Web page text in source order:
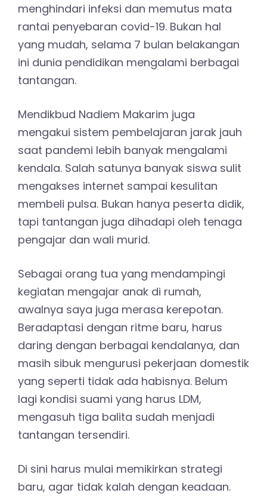
menghindari infeksi dan memutus mata
rantai penyebaran covid-19. Bukan hal
yang mudah, selama 7 bulan belakangan
ini dunia pendidikan mengalami berbagai
tantangan.
Mendikbud Nadiem Makarim juga
mengakui sistem pembelajaran jarak jauh
saat pandemi lebih banyak mengalami
kendala. Salah satunya banyak siswa sulit
mengakses internet sampai kesulitan
membeli pulsa. Bukan hanya peserta didik,
tapi tantangan juga dihadapi oleh tenaga
pengajar dan wali murid.
Sebagai orang tua yang mendampingi
kegiatan mengajar anak di rumah,
awalnya saya juga merasa kerepotan.
Beradaptasi dengan ritme baru, harus
daring dengan berbagai kendalanya, dan
masih sibuk mengurusi pekerjaan domestik
yang seperti tidak ada habisnya. Belum
lagi kondisi suami yang harus LDM,
mengasuh tiga balita sudah menjadi
tantangan tersendiri.
Di sini harus mulai memikirkan strategi
baru, agar tidak kalah dengan keadaan.